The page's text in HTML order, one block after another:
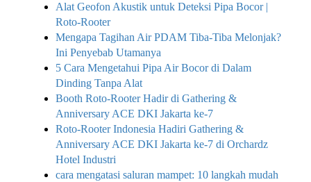
Alat Geofon Akustik untuk Deteksi Pipa Bocor |
Roto-Rooter
Mengapa Tagihan Air PDAM Tiba-Tiba Melonjak?
Ini Penyebab Utamanya
5 Cara Mengetahui Pipa Air Bocor di Dalam
Dinding Tanpa Alat
Booth Roto-Rooter Hadir di Gathering &
Anniversary ACE DKI Jakarta ke-7
Roto-Rooter Indonesia Hadiri Gathering &
Anniversary ACE DKI Jakarta ke-7 di Orchardz
Hotel Industri
cara mengatasi saluran mampet: 10 langkah mudah